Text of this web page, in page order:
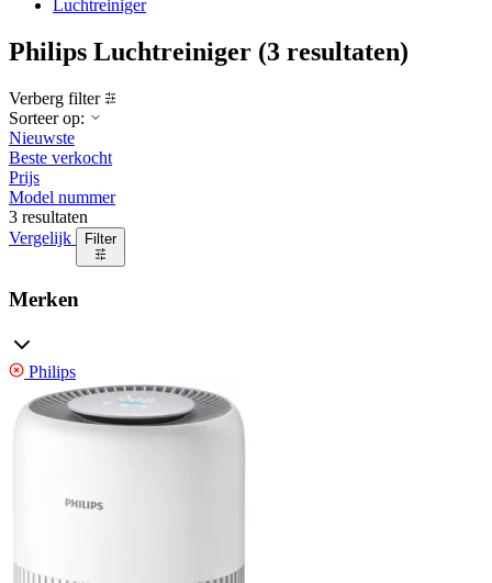
Luchtreiniger
Philips Luchtreiniger (3 resultaten)
Verberg filter
Sorteer op:
Nieuwste
Beste verkocht
Prijs
Model nummer
3 resultaten
Vergelijk
Filter
Merken
Philips